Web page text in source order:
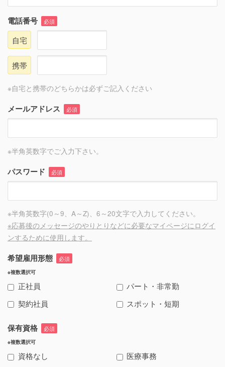
電話番号 必須
自宅
携帯
※自宅と携帯のどちらかは必ずご記入ください
メールアドレス 必須
※半角英数字でご入力下さい。
パスワード 必須
※半角英数字(0～9、A～Z)、6～20文字で入力してください。
※応募後のメッセージのやりとりなどに必要なマイページにログイ
ンするために使用します。
希望雇用形態 必須
※複数選択可
正社員
パート・非常勤
契約社員
スポット・短期
保有資格 必須
※複数選択可
資格なし
医療事務